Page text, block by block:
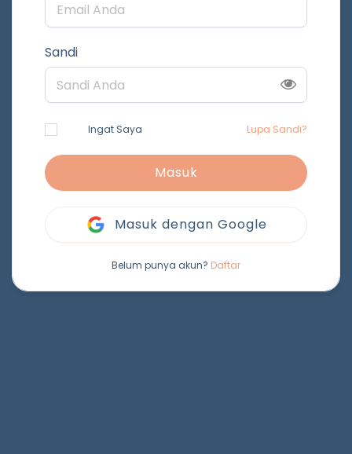
Sandi
Ingat Saya Lupa Sandi?
Masuk
Masuk dengan Google
Belum punya akun? Daftar